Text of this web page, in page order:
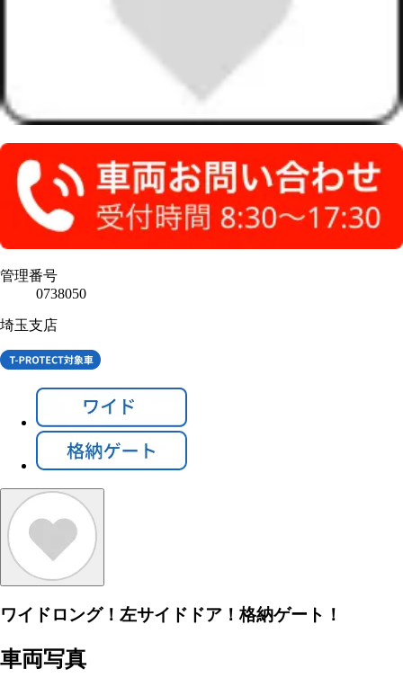
管理番号
0738050
埼玉支店
ワイドロング！左サイドドア！格納ゲート！
車両写真